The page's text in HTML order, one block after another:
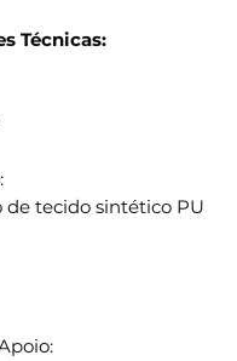
Técnicas:
de tecido sintético PU